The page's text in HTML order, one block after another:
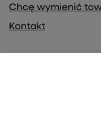
Chcę wymienić
Kontakt